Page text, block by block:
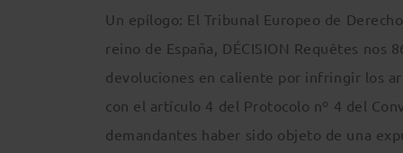
Un epílogo: El Tribunal Europeo de
reino de España, DÉCISION Requêtes
devoluciones en caliente por infringir los
con el artículo 4 del Protocolo nº 4 del
demandantes haber sido objeto de una